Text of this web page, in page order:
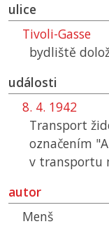
ulice
Tivoli-Gasse
bydliště
události
8. 4. 1942
Transport
označením
v transportu
autor
Menš